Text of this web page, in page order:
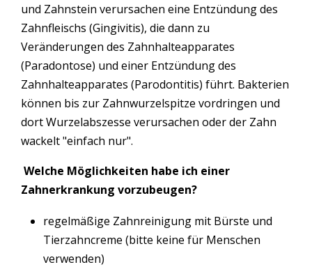
und Zahnstein verursachen eine Entzündung des
Zahnfleischs (Gingivitis), die dann zu
Veränderungen des Zahnhalteapparates
(Paradontose) und einer Entzündung des
Zahnhalteapparates (Parodontitis) führt. Bakterien
können bis zur Zahnwurzelspitze vordringen und
dort Wurzelabszesse verursachen oder der Zahn
wackelt "einfach nur".
Welche Möglichkeiten habe ich einer
Zahnerkrankung vorzubeugen?
regelmäßige Zahnreinigung mit Bürste und
Tierzahncreme (bitte keine für Menschen
verwenden)